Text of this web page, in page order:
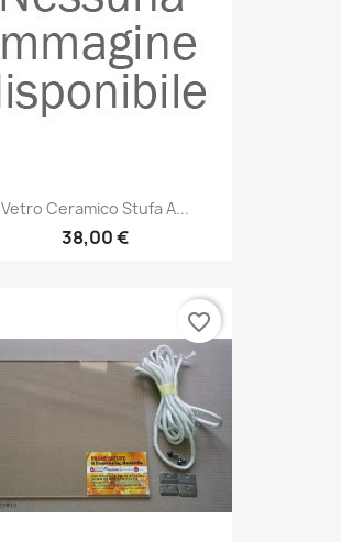
Vetro Ceramico Stufa A...
38,00 €
favorite_border